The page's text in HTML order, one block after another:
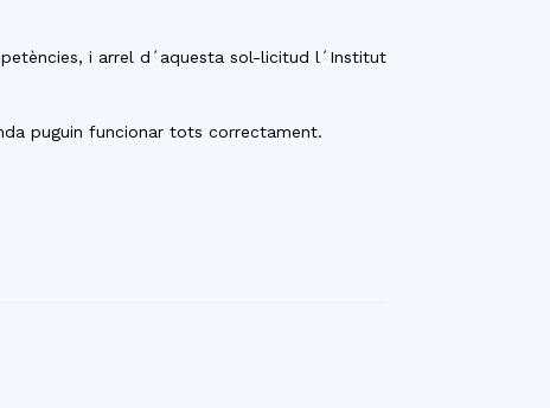
i arrel d´aquesta sol-licitud l´Institut
puguin funcionar tots correctament.